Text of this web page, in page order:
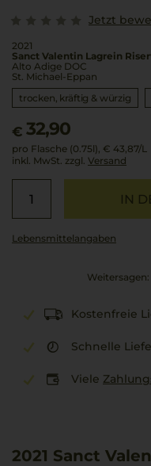
Jetzt
2021
Sanct Valentin Lagrein
Alto Adige DOC
St. Michael-Eppan
trocken, kräftig & würzig
€ 32,90
pro Flasche (0.75l), € 43,87/L
inkl. MwSt. zzgl. Versand
IN
Lebensmittel­angaben
Weitersagen:
Kostenfreie
Schnelle
Viele
2021 Sanct